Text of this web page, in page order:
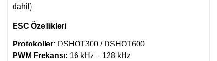
dahil)
ESC Özellikleri
Protokoller: DSHOT300 / DSHOT600
PWM Frekansı: 16 kHz – 128 kHz